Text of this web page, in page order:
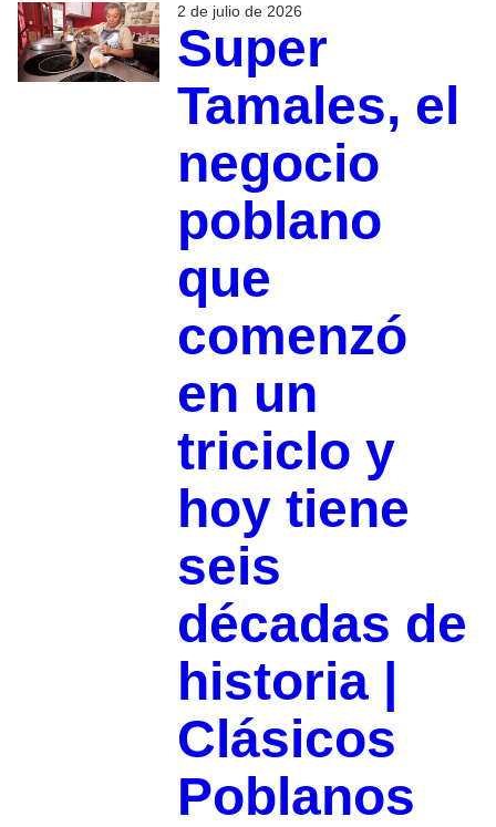
2 de julio de 2026
Super
Tamales, el
negocio
poblano
que
comenzó
en un
triciclo y
hoy tiene
seis
décadas de
historia |
Clásicos
Poblanos